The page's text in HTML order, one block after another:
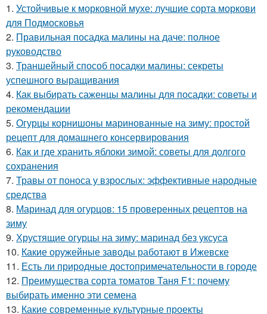
1. Устойчивые к морковной мухе: лучшие сорта моркови
для Подмосковья
2. Правильная посадка малины на даче: полное
руководство
3. Траншейный способ посадки малины: секреты
успешного выращивания
4. Как выбирать саженцы малины для посадки: советы и
рекомендации
5. Огурцы корнишоны маринованные на зиму: простой
рецепт для домашнего консервирования
6. Как и где хранить яблоки зимой: советы для долгого
сохранения
7. Травы от поноса у взрослых: эффективные народные
средства
8. Маринад для огурцов: 15 проверенных рецептов на
зиму
9. Хрустящие огурцы на зиму: маринад без уксуса
10. Какие оружейные заводы работают в Ижевске
11. Есть ли природные достопримечательности в городе
12. Преимущества сорта томатов Таня F1: почему
выбирать именно эти семена
13. Какие современные культурные проекты